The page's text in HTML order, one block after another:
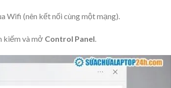
Wifi (nên kết nối cùng một mạng).
kiếm và mở Control Panel